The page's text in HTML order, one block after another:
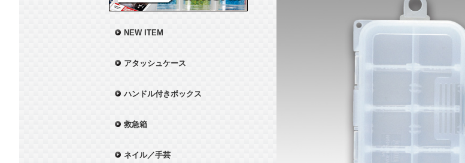
NEW ITEM
アタッシュケース
ハンドル付きボックス
救急箱
ネイル／手芸